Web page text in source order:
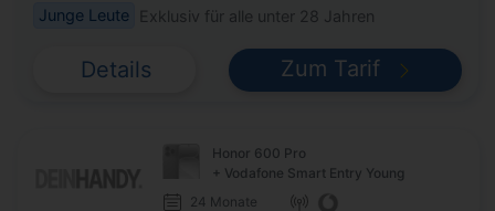
Junge Leute
Exklusiv für alle unter 28 Jahren
Details Zum Tarif
Honor 600 Pro
+ Vodafone Smart Entry Young
24 Monate